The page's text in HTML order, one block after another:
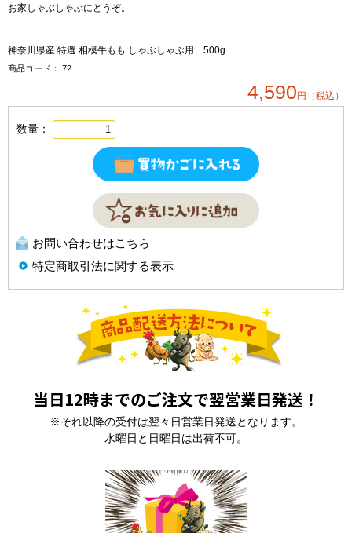
お家しゃぶしゃぶにどうぞ。
神奈川県産 特選 相模牛もも しゃぶしゃぶ用 500g
商品コード： 72
4,590 円（税込）
数量：
お問い合わせはこちら
特定商取引法に関する表示
当日12時までのご注文で翌営業日発送！
※それ以降の受付は翌々日営業日発送となります。
水曜日と日曜日は出荷不可。